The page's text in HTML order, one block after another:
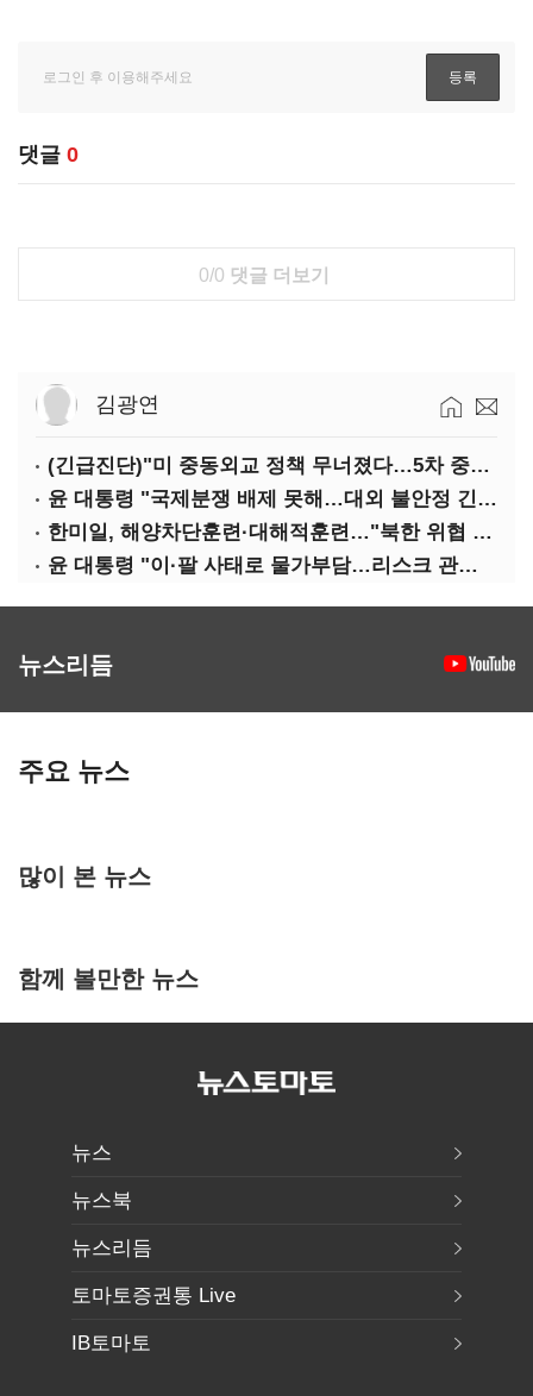
댓글 0
0/0 댓글 더보기
김광연
(긴급진단)"미 중동외교 정책 무너졌다…5차 중동전 가능성은 낮아"
윤 대통령 "국제분쟁 배제 못해…대외 불안정 긴밀대응"
한미일, 해양차단훈련·대해적훈련…"북한 위협 억제"
윤 대통령 "이·팔 사태로 물가부담…리스크 관리 만전 기해야"
뉴스리듬
주요 뉴스
많이 본 뉴스
함께 볼만한 뉴스
뉴스
뉴스북
뉴스리듬
토마토증권통 Live
IB토마토